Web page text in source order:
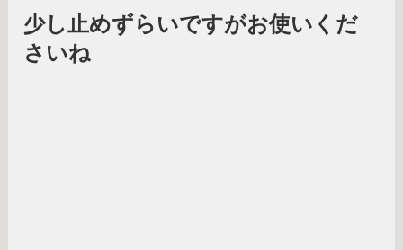
少し止めずらいですがお使いくだ
さいね